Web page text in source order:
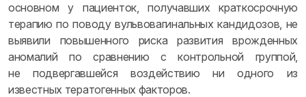
основном у пациенток, получавших краткосрочную
терапию по поводу вульвовагинальных кандидозов, не
выявили повышенного риска развития врожденных
аномалий по сравнению с контрольной группой,
не подвергавшейся воздействию ни одного из
известных тератогенных факторов.